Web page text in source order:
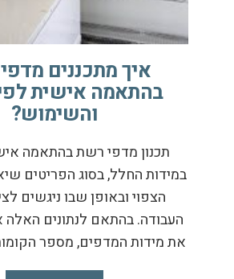
איך מתכננים
בהתאמה אישית
והשימוש?
תכנון מדפי רשת בהתאמה
במידות החלל, בסוג הפריטים
הצפוי ובאופן שבו ניגשים
העבודה. בהתאם לנתונים
את מידות המדפים, מספר